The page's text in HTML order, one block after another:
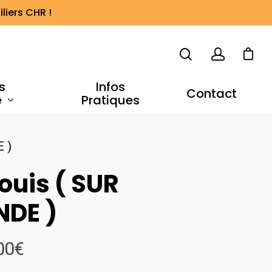
CHR !
Infos
Pratiques Contact
)
( SUR
)
€Plage